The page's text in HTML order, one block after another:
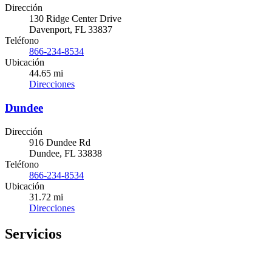
Dirección
130 Ridge Center Drive
Davenport, FL 33837
Teléfono
866-234-8534
Ubicación
44.65 mi
Direcciones
Dundee
Dirección
916 Dundee Rd
Dundee, FL 33838
Teléfono
866-234-8534
Ubicación
31.72 mi
Direcciones
Servicios